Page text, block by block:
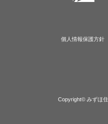
個人情報保護方針
Copyright© みずほ